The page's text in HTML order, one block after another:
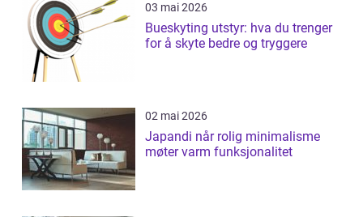
03 mai 2026
Bueskyting utstyr: hva du trenger
for å skyte bedre og tryggere
02 mai 2026
Japandi når rolig minimalisme
møter varm funksjonalitet